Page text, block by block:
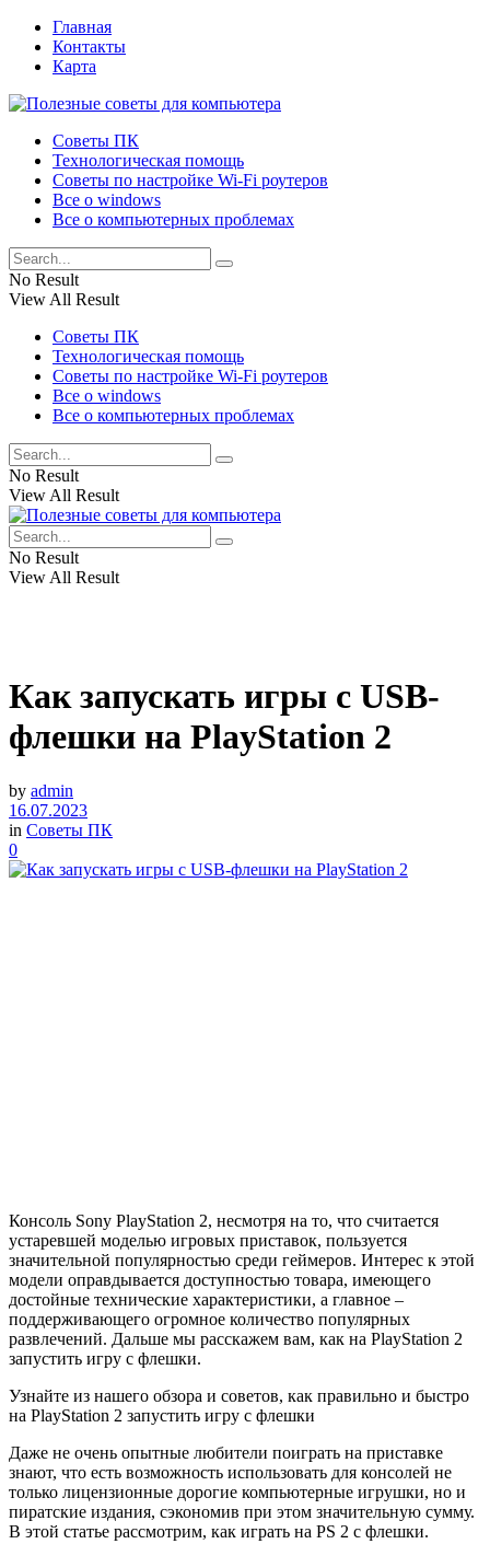
Главная
Контакты
Карта
Советы ПК
Технологическая помощь
Советы по настройке Wi-Fi роутеров
Все о windows
Все о компьютерных проблемах
No Result
View All Result
Советы ПК
Технологическая помощь
Советы по настройке Wi-Fi роутеров
Все о windows
Все о компьютерных проблемах
No Result
View All Result
No Result
View All Result
Как запускать игры с USB-
флешки на PlayStation 2
by admin
16.07.2023
in Советы ПК
0
Консоль Sony PlayStation 2, несмотря на то, что считается
устаревшей моделью игровых приставок, пользуется
значительной популярностью среди геймеров. Интерес к этой
модели оправдывается доступностью товара, имеющего
достойные технические характеристики, а главное –
поддерживающего огромное количество популярных
развлечений. Дальше мы расскажем вам, как на PlayStation 2
запустить игру с флешки.
Узнайте из нашего обзора и советов, как правильно и быстро
на PlayStation 2 запустить игру с флешки
Даже не очень опытные любители поиграть на приставке
знают, что есть возможность использовать для консолей не
только лицензионные дорогие компьютерные игрушки, но и
пиратские издания, сэкономив при этом значительную сумму.
В этой статье рассмотрим, как играть на PS 2 с флешки.